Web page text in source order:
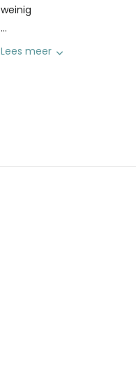
weinig
...
Lees meer